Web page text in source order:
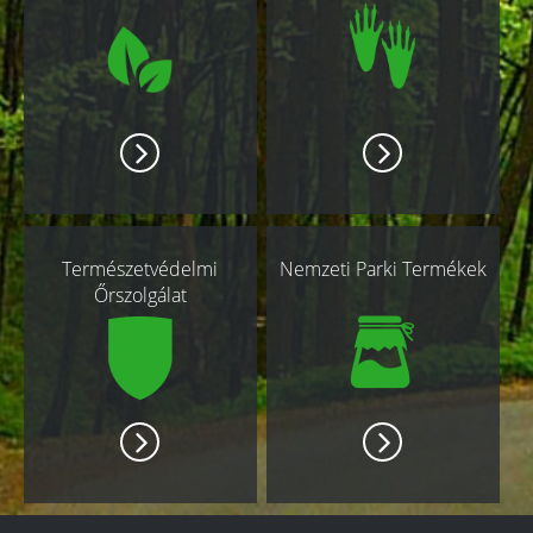
Természetvédelmi
Őrszolgálat
Nemzeti Parki Termékek